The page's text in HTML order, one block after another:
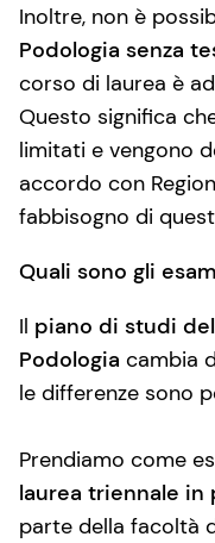
Inoltre, non è
Podologia senza
corso di laurea è
Questo significa
limitati e vengono
accordo con
fabbisogno di
Quali sono gli
Il piano di studi
Podologia cambia
le differenze sono
Prendiamo come
laurea triennale in
parte della facoltà